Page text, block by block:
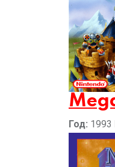
Год: 1993